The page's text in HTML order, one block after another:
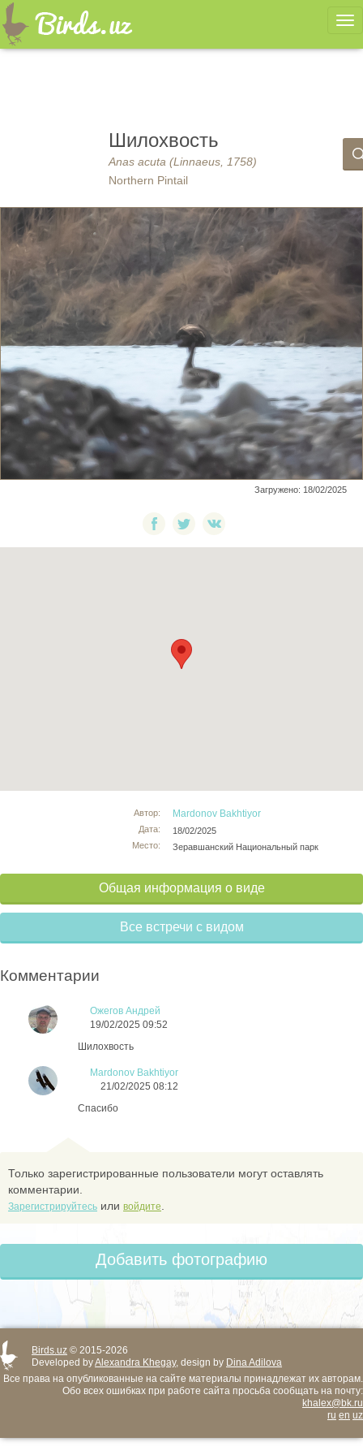
Шилохвость
Anas acuta (Linnaeus, 1758)
Northern Pintail
Загружено: 18/02/2025
Автор:
Дата:
Место:
Mardonov Bakhtiyor
18/02/2025
Зеравшанский Национальный парк
Общая информация о виде
Все встречи с видом
Комментарии
Ожегов Андрей
19/02/2025 09:52
Шилохвость
Mardonov Bakhtiyor
21/02/2025 08:12
Спасибо
Только зарегистрированные пользователи могут оставлять
комментарии.
Зарегистрируйтесь или войдите
Добавить фотографию
Birds.uz © 2015-2026
Developed byAlexandra Khegay, design by Dina Adilova
Все права на опубликованные на сайте материалы принадлежат их авторам.
Обо всех ошибках при работе сайта просьба сообщать на почту:
khalex@bk.ru
ru en uz